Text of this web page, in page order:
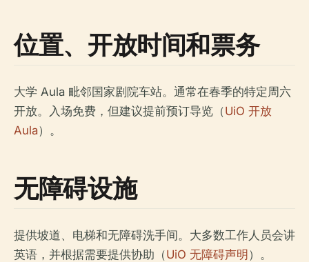
位置、开放时间和票务
大学 Aula 毗邻国家剧院车站。通常在春季的特定周六
开放。入场免费，但建议提前预订导览（UiO 开放
Aula）。
无障碍设施
提供坡道、电梯和无障碍洗手间。大多数工作人员会讲
英语，并根据需要提供协助（UiO 无障碍声明 ）。